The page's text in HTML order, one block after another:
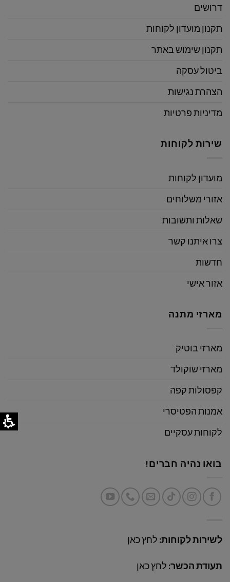
דרושים
תקנון מועדון לקוחות
תקנון שימוש באתר
ביטול עסקה
הצהרת נגישות
מדיניות פרטיות
שירות לקוחות
מועדון לקוחות
אזורי משלוחים
שאלות ותשובות
צרו איתנו קשר
חדשות
אזור אישי
מארזי מתנה
מארזי בוטיק
מארזי שוקולד
קפסולות קפה
אמנות הפטיסרי
לקוחות עסקיים
בואו נהיה חברים!
לשירות לקוחות: לחץ כאן
תעודת הכשר: לחץ כאן